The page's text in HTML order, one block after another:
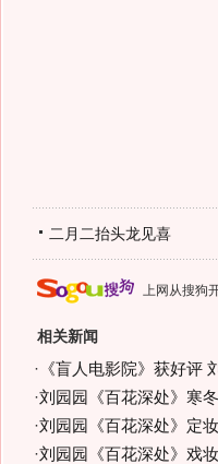
二月二抬头龙见喜
上网从搜狗
相关新闻
· 《盲人电影院》获好评
·刘园园《百花深处》寒
·刘园园《百花深处》定
·刘园园《百花深处》戏